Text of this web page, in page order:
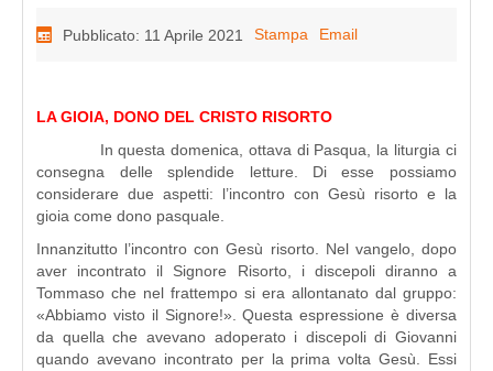
Pubblicato: 11 Aprile 2021 Stampa Email
LA GIOIA, DONO DEL CRISTO RISORTO
In questa domenica, ottava di Pasqua, la liturgia ci
consegna delle splendide letture. Di esse possiamo
considerare due aspetti: l’incontro con Gesù risorto e la
gioia come dono pasquale.
Innanzitutto l’incontro con Gesù risorto. Nel vangelo, dopo
aver incontrato il Signore Risorto, i discepoli diranno a
Tommaso che nel frattempo si era allontanato dal gruppo:
«Abbiamo visto il Signore!». Questa espressione è diversa
da quella che avevano adoperato i discepoli di Giovanni
quando avevano incontrato per la prima volta Gesù. Essi